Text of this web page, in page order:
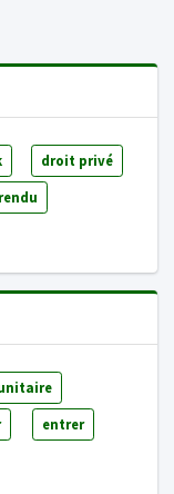
droit privé
entrer